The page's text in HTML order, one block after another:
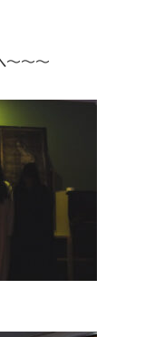
～～～